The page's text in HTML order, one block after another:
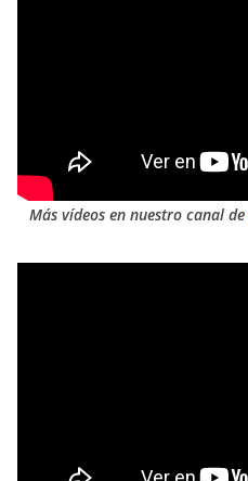
Más vídeos en nuestro canal de